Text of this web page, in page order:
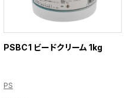
PSBC1 ビードクリーム 1kg
PS